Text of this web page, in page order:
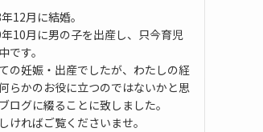
12月に結婚。
10月に男の子を出産し、只今育児
です。
の妊娠・出産でしたが、わたしの経
らかのお役に立つのではないかと思
ログに綴ることに致しました。
ければご覧くださいませ。